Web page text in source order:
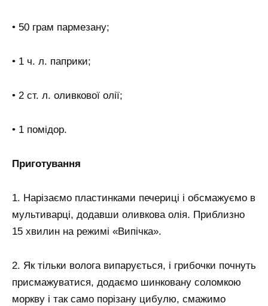
• 50 грам пармезану;
• 1 ч. л. паприки;
• 2 ст. л. оливкової олії;
• 1 помідор.
Приготування
1. Нарізаємо пластинками печериці і обсмажуємо в
мультиварці, додавши оливкова олія. Приблизно
15 хвилин на режимі «Випічка».
2. Як тільки волога випарується, і грибочки почнуть
присмажуватися, додаємо шинковану соломкою
моркву і так само порізану цибулю, смажимо